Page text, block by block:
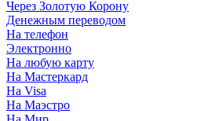
Через Золотую Корону
Денежным переводом
На телефон
Электронно
На любую карту
На Мастеркард
На Visa
На Маэстро